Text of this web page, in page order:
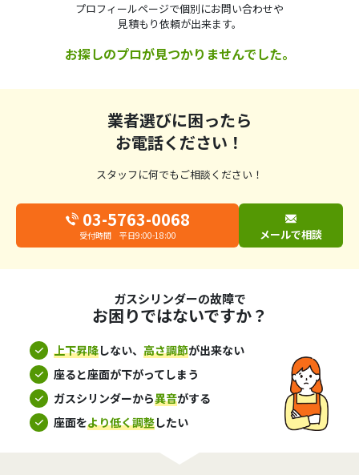
プロフィールページで個別にお問い合わせや
見積もり依頼が出来ます。
お探しのプロが見つかりませんでした。
業者選びに困ったら
お電話ください！
スタッフに何でもご相談ください！
03-5763-0068
受付時間 平日9:00-18:00 メールで相談
ガスシリンダーの故障で
お困りではないですか？
上下昇降しない、 高さ調節が出来ない
座ると座面が下がってしまう
ガスシリンダーから異音がする
座面をより低く調整したい